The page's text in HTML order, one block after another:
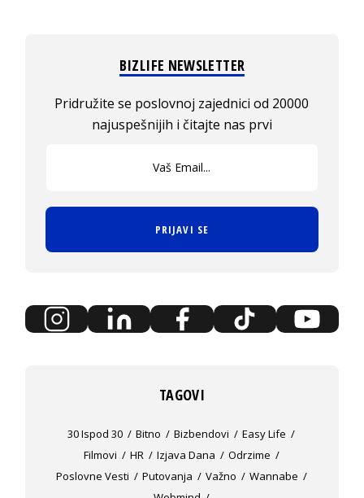
BIZLIFE NEWSLETTER
Pridružite se poslovnoj zajednici od 20000
najuspešnijih i čitajte nas prvi
PRIJAVI SE
TAGOVI
30 Ispod 30 Bitno Bizbendovi
Easy Life
Filmovi
HR Izjava Dana
Odrzime
Poslovne Vesti
Putovanja Važno
Wannabe